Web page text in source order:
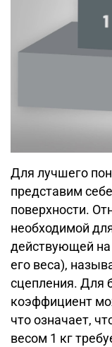
Для лучшего
представим
поверхности.
необходимой
действующей на
его веса),
сцепления. Для
коэффициент
что означает,
весом 1 кг